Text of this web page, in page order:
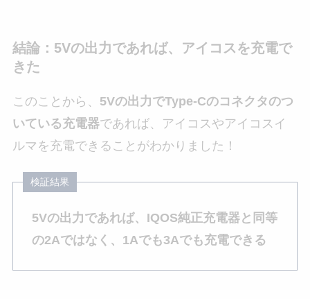
結論：5Vの出力であれば、アイコスを充電で
きた
このことから、 5Vの出力でType-Cのコネクタのつ
いている充電器であれば、アイコスやアイコスイ
ルマを充電できることがわかりました！
5Vの出力であれば、IQOS純正充電器と同等
の2Aではなく、1Aでも3Aでも充電できる